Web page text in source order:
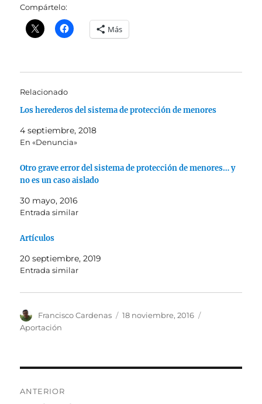
Compártelo:
Más
Relacionado
Los herederos del sistema de protección de menores
4 septiembre, 2018
En «Denuncia»
Otro grave error del sistema de protección de menores… y
no es un caso aislado
30 mayo, 2016
Entrada similar
Artículos
20 septiembre, 2019
Entrada similar
Autor
Francisco Cardenas
Publicado
18 noviembre, 2016
Aportación
ANTERIOR